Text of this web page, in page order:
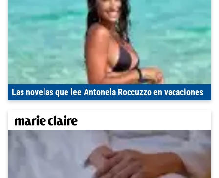
Las novelas que lee Antonela Roccuzzo en vacaciones